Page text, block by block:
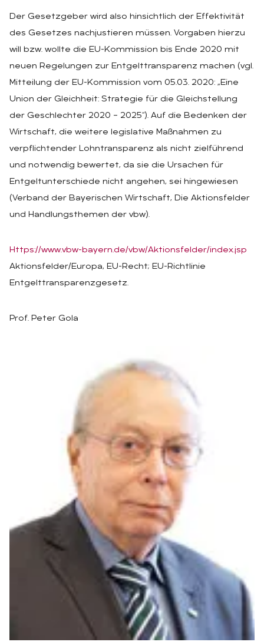
Der Gesetzgeber wird also hinsichtlich der Effektivität
des Gesetzes nachjustieren müssen. Vorgaben hierzu
will bzw. wollte die EU-Kommission bis Ende 2020 mit
neuen Regelungen zur Entgelttransparenz machen (vgl.
Mitteilung der EU-Kommission vom 05.03. 2020: „Eine
Union der Gleichheit: Strategie für die Gleichstellung
der Geschlechter 2020 – 2025“). Auf die Bedenken der
Wirtschaft, die weitere legislative Maßnahmen zu
verpflichtender Lohntransparenz als nicht zielführend
und notwendig bewertet, da sie die Ursachen für
Entgeltunterschiede nicht angehen, sei hingewiesen
(Verband der Bayerischen Wirtschaft, Die Aktionsfelder
und Handlungsthemen der vbw).
Https://www.vbw-bayern.de/vbw/Aktionsfelder/index.jsp
Aktionsfelder/Europa, EU-Recht; EU-Richtlinie
Entgelttransparenzgesetz.
Prof. Peter Gola